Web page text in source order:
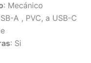
: Mecánico
A , PVC, a USB-C
: Si